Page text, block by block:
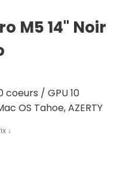
M5 14" Noir
coeurs / GPU 10
OS Tahoe, AZERTY
↓